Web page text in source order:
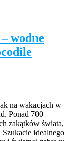
wodne
na wakacjach w
Ponad 700
zakątków świata,
idealnego